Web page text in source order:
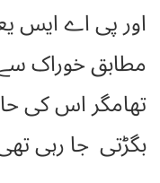
اور پی اے ایس
مطابق خوراک سے
تھامگر اس کی
بگڑتی جا رہی